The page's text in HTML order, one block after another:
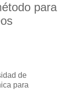
para
de
para